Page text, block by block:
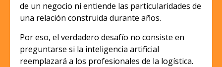
de un negocio ni entiende las particularidades de
una relación construida durante años.
Por eso, el verdadero desafío no consiste en
preguntarse si la inteligencia artificial
reemplazará a los profesionales de la logística.